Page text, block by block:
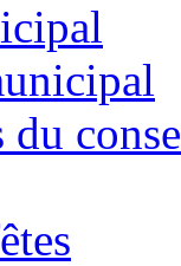
du